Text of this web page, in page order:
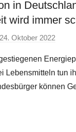
in
wird immer
24. Oktober 2022
n
a
d
Lebensmitteln tun
können